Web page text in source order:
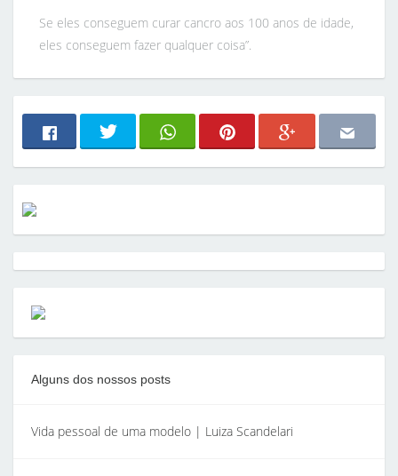
Se eles conseguem curar cancro aos 100 anos de idade,
eles conseguem fazer qualquer coisa”.
Alguns dos nossos posts
Vida pessoal de uma modelo | Luiza Scandelari